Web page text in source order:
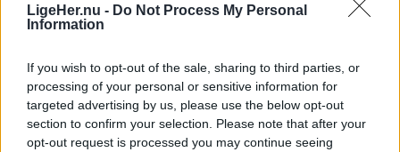
LigeHer.nu - Do Not Process My Personal
Information
If you wish to opt-out of the sale, sharing to third parties, or
processing of your personal or sensitive information for
targeted advertising by us, please use the below opt-out
section to confirm your selection. Please note that after your
opt-out request is processed you may continue seeing
Andre læser også